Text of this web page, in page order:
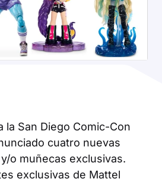
la San Diego Comic-Con
cuatro nuevas
o muñecas exclusivas.
exclusivas de Mattel